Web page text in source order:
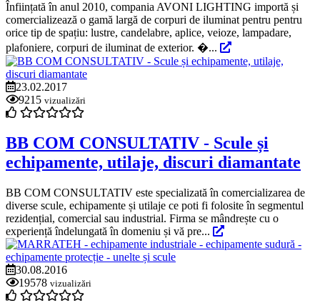
Înființată în anul 2010, compania AVONI LIGHTING importă și
comercializează o gamă largă de corpuri de iluminat pentru pentru
orice tip de spațiu: lustre, candelabre, aplice, veioze, lampadare,
plafoniere, corpuri de iluminat de exterior. �...
23.02.2017
9215 vizualizări
BB COM CONSULTATIV - Scule și
echipamente, utilaje, discuri diamantate
BB COM CONSULTATIV este specializată în comercializarea de
diverse scule, echipamente și utilaje ce poti fi folosite în segmentul
rezidențial, comercial sau industrial. Firma se mândrește cu o
experiență îndelungată în domeniu și vă pre...
30.08.2016
19578 vizualizări